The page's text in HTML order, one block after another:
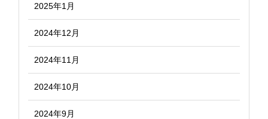
2025年1月
2024年12月
2024年11月
2024年10月
2024年9月